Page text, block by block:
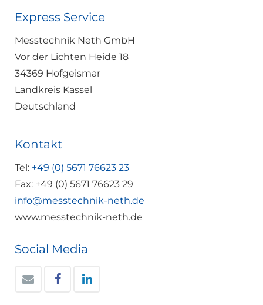
Express Service
Messtechnik Neth GmbH
Vor der Lichten Heide 18
34369 Hofgeismar
Landkreis Kassel
Deutschland
Kontakt
Tel: +49 (0) 5671 76623 23
Fax: +49 (0) 5671 76623 29
info@messtechnik-neth.de
www.messtechnik-neth.de
Social Media